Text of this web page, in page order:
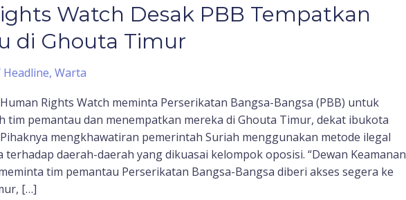
Watch Desak PBB Tempatkan
di Ghouta Timur
Headline, Warta
Rights Watch meminta Perserikatan Bangsa-Bangsa (PBB) untuk
tim pemantau dan menempatkan mereka di Ghouta Timur, dekat ibukota
mengkhawatiran pemerintah Suriah menggunakan metode ilegal
terhadap daerah-daerah yang dikuasai kelompok oposisi. “Dewan Keamanan
tim pemantau Perserikatan Bangsa-Bangsa diberi akses segera ke
[…]